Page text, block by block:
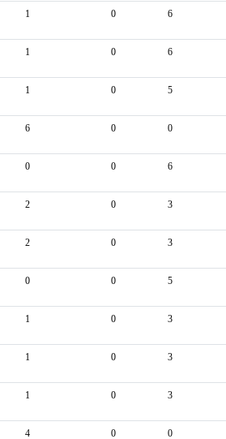
1 0 6
1 0 6
1 0 5
6 0 0
0 0 6
2 0 3
2 0 3
0 0 5
1 0 3
1 0 3
1 0 3
4 0 0